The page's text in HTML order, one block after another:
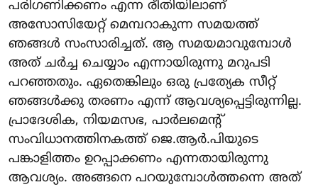
പരിഗണിക്കണം എന്ന രീതിയിലാണ്
അസോസിയേറ്റ് മെമ്പറാകുന്ന സമയത്ത്
ഞങ്ങൾ സംസാരിച്ചത്. ആ സമയമാവുമ്പോൾ
അത് ചർച്ച ചെയ്യാം എന്നായിരുന്നു മറുപടി
പറഞ്ഞതും. ഏതെങ്കിലും ഒരു പ്രത്യേക സീറ്റ്
ഞങ്ങൾക്കു തരണം എന്ന് ആവശ്യപ്പെട്ടിരുന്നില്ല.
പ്രാദേശിക, നിയമസഭ, പാർലമെന്റ്
സംവിധാനത്തിനകത്ത് ജെ.ആർ.പിയുടെ
പങ്കാളിത്തം ഉറപ്പാക്കണം എന്നതായിരുന്നു
ആവശ്യം. അങ്ങനെ പറയുമ്പോൾത്തന്നെ അത്